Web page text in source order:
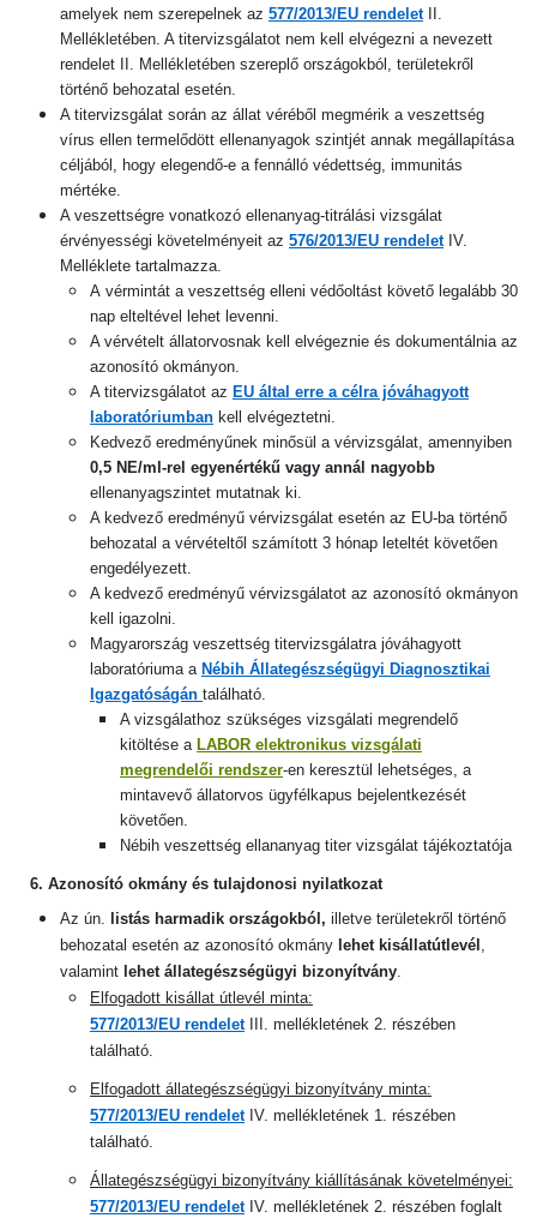
amelyek nem szerepelnek az 577/2013/EU rendeletII.
Mellékletében. A titervizsgálatot nem kell elvégezni a nevezett
rendelet II. Mellékletében szereplő országokból, területekről
történő behozatal esetén.
A titervizsgálat során az állat véréből megmérik a veszettség
vírus ellen termelődött ellenanyagok szintjét annak megállapítása
céljából, hogy elegendő-e a fennálló védettség, immunitás
mértéke.
A veszettségre vonatkozó ellenanyag-titrálási vizsgálat
érvényességi követelményeit az 576/2013/EU rendeletIV.
Melléklete tartalmazza.
A vérmintát a veszettség elleni védőoltást követő legalább 30
nap elteltével lehet levenni.
A vérvételt állatorvosnak kell elvégeznie és dokumentálnia az
azonosító okmányon.
A titervizsgálatot az EU által erre a célra jóváhagyott
laboratóriumban kell elvégeztetni.
Kedvező eredményűnek minősül a vérvizsgálat, amennyiben
0,5 NE/ml-rel egyenértékű vagy annál nagyobb
ellenanyagszintet mutatnak ki.
A kedvező eredményű vérvizsgálat esetén az EU-ba történő
behozatal a vérvételtől számított 3 hónap leteltét követően
engedélyezett.
A kedvező eredményű vérvizsgálatot az azonosító okmányon
kell igazolni.
Magyarország veszettség titervizsgálatra jóváhagyott
laboratóriuma a Nébih Állategészségügyi Diagnosztikai
Igazgatóságán található.
A vizsgálathoz szükséges vizsgálati megrendelő
kitöltése a LABOR elektronikus vizsgálati
megrendelői rendszer-en keresztül lehetséges, a
mintavevő állatorvos ügyfélkapus bejelentkezését
követően.
Nébih veszettség ellananyag titer vizsgálat tájékoztatója
6. Azonosító okmány és tulajdonosi nyilatkozat
Az ún.
listás harmadik országokból, illetve területekről történő
behozatal esetén az azonosító okmány lehet kisállatútlevél ,
valamint lehet állategészségügyi bizonyítvány.
Elfogadott kisállat útlevél minta:
577/2013/EU rendeletIII. mellékletének 2. részében
található.
Elfogadott állategészségügyi bizonyítvány minta:
577/2013/EU rendelet IV. mellékletének 1. részében
található.
Állategészségügyi bizonyítvány kiállításának követelményei:
577/2013/EU rendelet IV. mellékletének 2. részében foglalt